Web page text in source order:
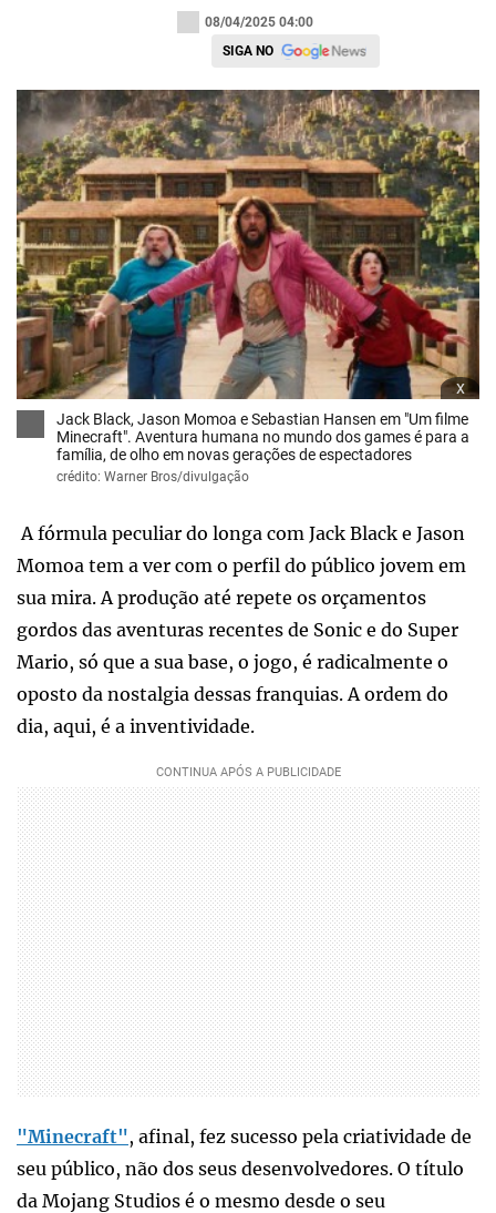
08/04/2025 04:00
SIGA NO
x
Jack Black, Jason Momoa e Sebastian Hansen em "Um filme
Minecraft". Aventura humana no mundo dos games é para a
família, de olho em novas gerações de espectadores
crédito: Warner Bros/divulgação
A fórmula peculiar do longa com Jack Black e Jason
Momoa tem a ver com o perfil do público jovem em
sua mira. A produção até repete os orçamentos
gordos das aventuras recentes de Sonic e do Super
Mario, só que a sua base, o jogo, é radicalmente o
oposto da nostalgia dessas franquias. A ordem do
dia, aqui, é a inventividade.
"Minecraft", afinal, fez sucesso pela criatividade de
seu público, não dos seus desenvolvedores. O título
da Mojang Studios é o mesmo desde o seu